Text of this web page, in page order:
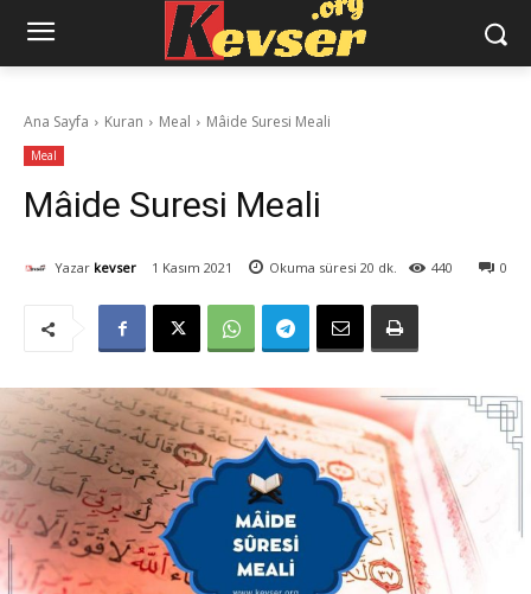
Ana Sayfa Kuran Meal Mâide Suresi Meali
Meal
Mâide Suresi Meali
Yazar kevser 1 Kasım 2021 Okuma süresi 20 dk. 0
440